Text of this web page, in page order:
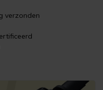
verzonden